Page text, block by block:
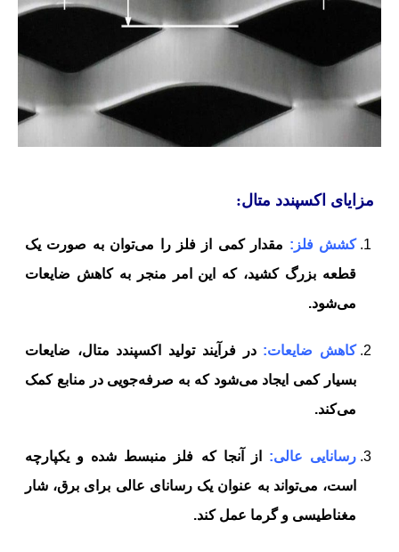
مزایای اکسپندد متال:
کشش فلز: مقدار کمی از فلز را می‌توان به صورت یک
قطعه بزرگ کشید، که این امر منجر به کاهش ضایعات
می‌شود.
کاهش ضایعات: در فرآیند تولید اکسپندد متال، ضایعات
بسیار کمی ایجاد می‌شود که به صرفه‌جویی در منابع کمک
می‌کند.
رسانایی عالی: از آنجا که فلز منبسط شده و یکپارچه
است، می‌تواند به عنوان یک رسانای عالی برای برق، شار
مغناطیسی و گرما عمل کند.